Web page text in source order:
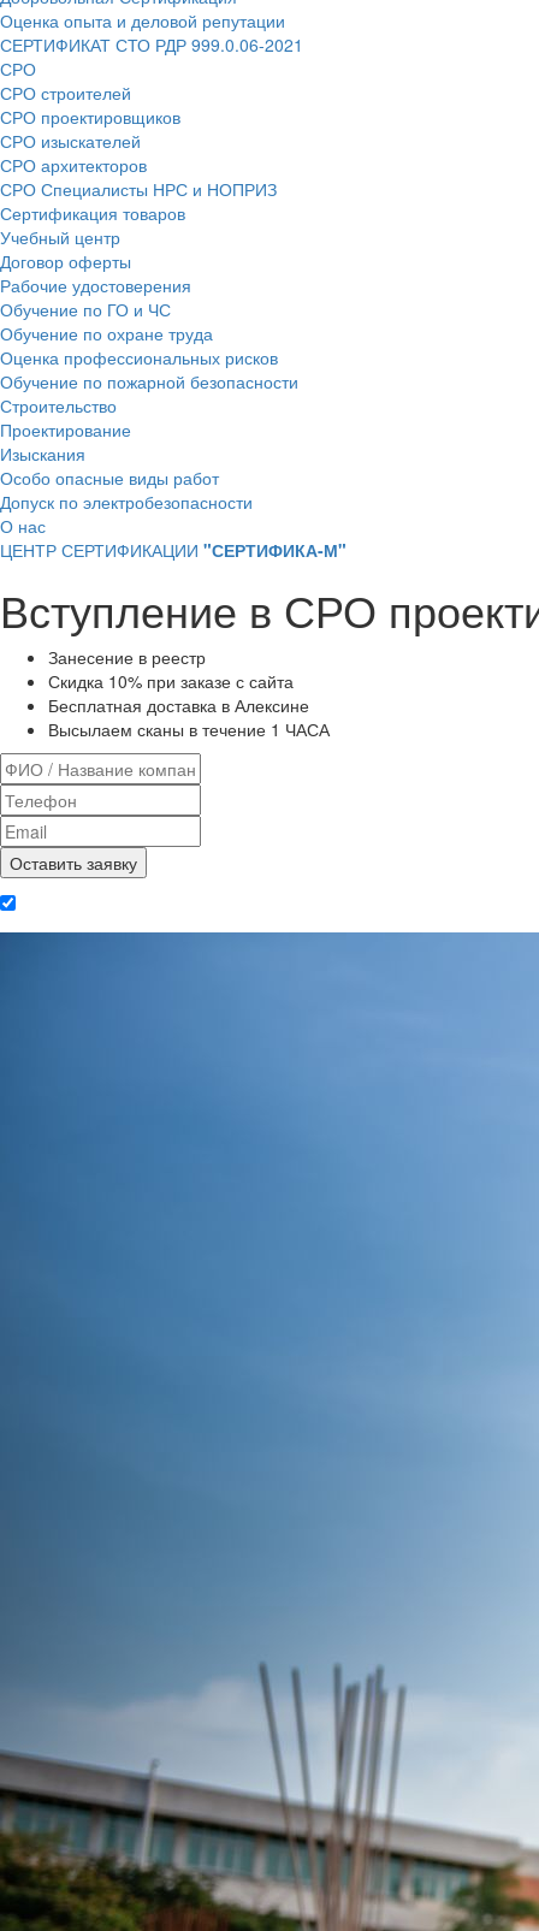
Оценка опыта и деловой репутации
СЕРТИФИКАТ СТО РДР 999.0.06-2021
СРО
СРО строителей
СРО проектировщиков
СРО изыскателей
СРО архитекторов
СРО Специалисты НРС и НОПРИЗ
Сертификация товаров
Учебный центр
Договор оферты
Рабочие удостоверения
Обучение по ГО и ЧС
Обучение по охране труда
Оценка профессиональных рисков
Обучение по пожарной безопасности
Строительство
Проектирование
Изыскания
Особо опасные виды работ
Допуск по электробезопасности
О нас
ЦЕНТР СЕРТИФИКАЦИИ "СЕРТИФИКА-М"
Вступление в СРО
Занесение в реестр
Скидка 10% при заказе с сайта
Бесплатная доставка в Алексине
Высылаем сканы в течение 1 ЧАСА